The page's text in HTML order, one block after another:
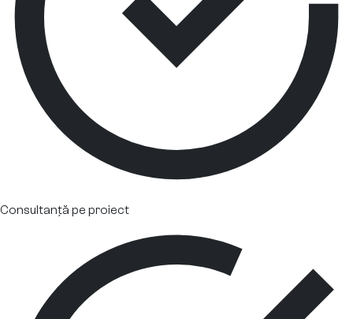
Consultanță pe proiect